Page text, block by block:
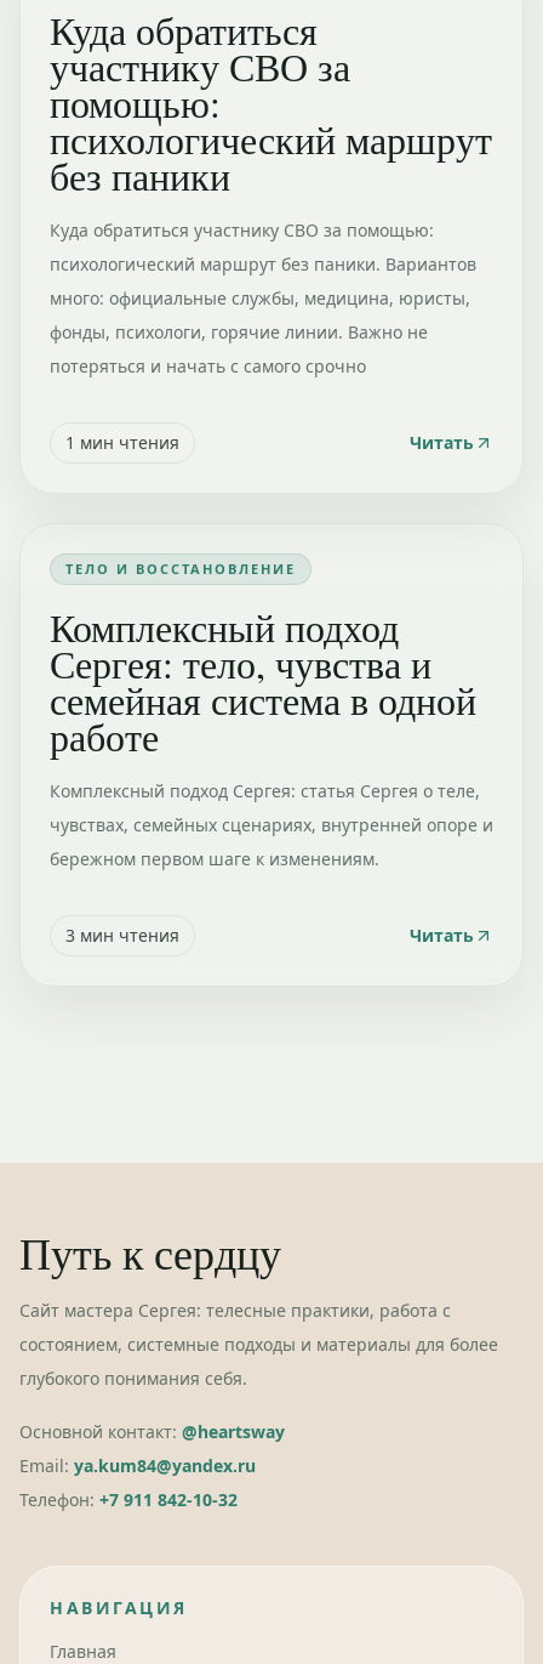
Куда обратиться
участнику СВО за
помощью:
психологический маршрут
без паники
Куда обратиться участнику СВО за помощью:
психологический маршрут без паники. Вариантов
много: официальные службы, медицина, юристы,
фонды, психологи, горячие линии. Важно не
потеряться и начать с самого срочно
1 мин чтения Читать
ТЕЛО И ВОССТАНОВЛЕНИЕ
Комплексный подход
Сергея: тело, чувства и
семейная система в одной
работе
Комплексный подход Сергея: статья Сергея о теле,
чувствах, семейных сценариях, внутренней опоре и
бережном первом шаге к изменениям.
3 мин чтения Читать
Путь к сердцу
Сайт мастера Сергея: телесные практики, работа с
состоянием, системные подходы и материалы для более
глубокого понимания себя.
Основной контакт: @heartsway
Email: ya.kum84@yandex.ru
Телефон: +7 911 842-10-32
НАВИГАЦИЯ
Главная